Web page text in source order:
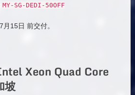
MY- SG -DEDI - 50OFF
15日 前交付。
Xeon Quad Core
坡